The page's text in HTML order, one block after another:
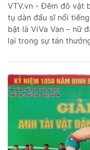
VTV.vn - Đêm đô vật
tụ dàn đấu sĩ nổi
bật là ViVa Van – nữ
lại trong sự tán